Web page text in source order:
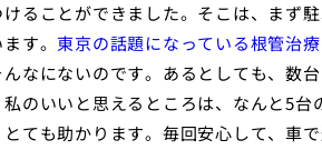
ることができました。そこは、まず
す。 東京の話題になっている根管治
なにないのです。あるとしても、数
のいいと思えるところは、なんと5台
ても助かります。毎回安心して、車